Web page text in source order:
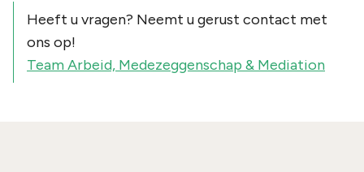
Heeft u vragen? Neemt u gerust contact met
ons op!
Team Arbeid, Medezeggenschap & Mediation